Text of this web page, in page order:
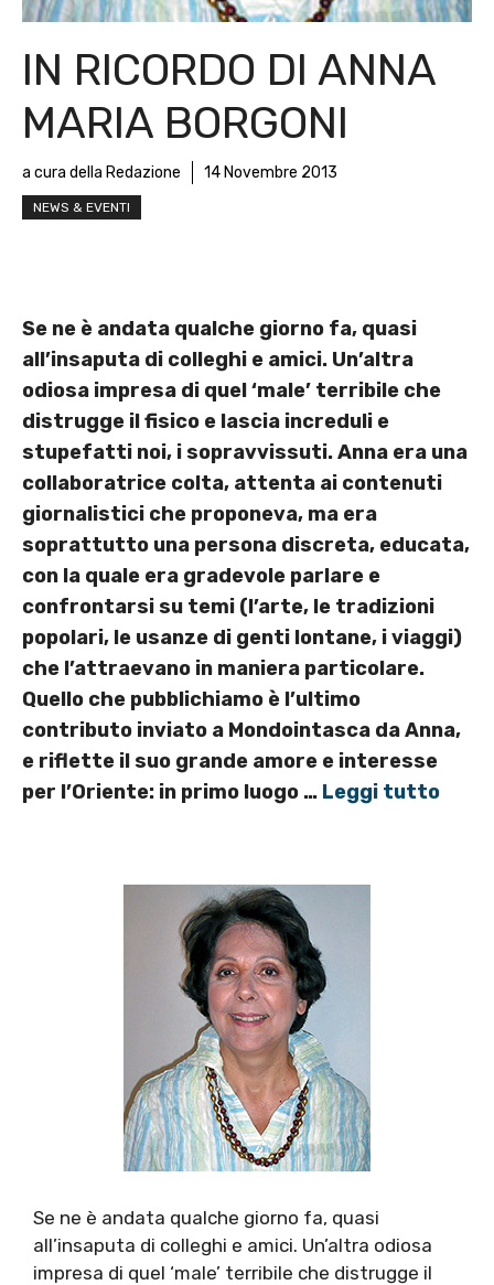
IN RICORDO DI ANNA
MARIA BORGONI
a cura della Redazione 14 Novembre 2013
NEWS & EVENTI
Se ne è andata qualche giorno fa, quasi
all’insaputa di colleghi e amici. Un’altra
odiosa impresa di quel ‘male’ terribile che
distrugge il fisico e lascia increduli e
stupefatti noi, i sopravvissuti. Anna era una
collaboratrice colta, attenta ai contenuti
giornalistici che proponeva, ma era
soprattutto una persona discreta, educata,
con la quale era gradevole parlare e
confrontarsi su temi (l’arte, le tradizioni
popolari, le usanze di genti lontane, i viaggi)
che l’attraevano in maniera particolare.
Quello che pubblichiamo è l’ultimo
contributo inviato a Mondointasca da Anna,
e riflette il suo grande amore e interesse
per l’Oriente: in primo luogo … Leggi tutto
Se ne è andata qualche giorno fa, quasi
all’insaputa di colleghi e amici. Un’altra odiosa
impresa di quel ‘male’ terribile che distrugge il